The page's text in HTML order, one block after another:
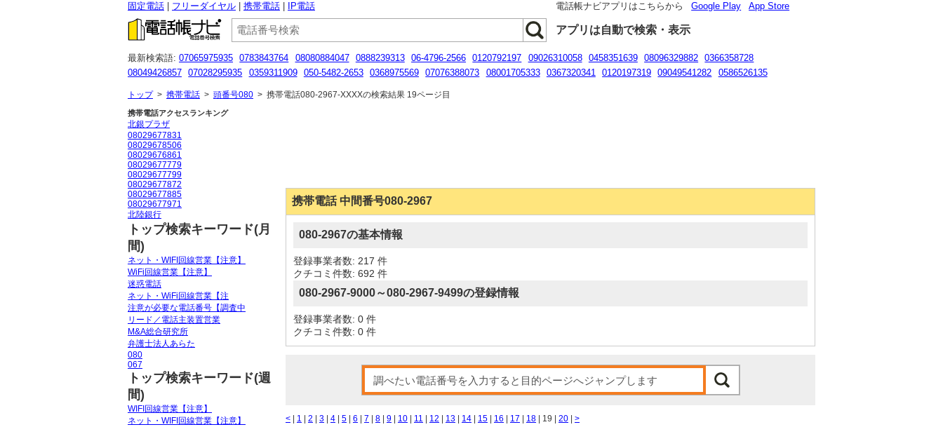
固定電話 フリーダイヤル 携帯電話 IP電話 電話帳ナビアプリはこちらから Google Play App Store
アプリは自動で検索・表示
最新検索語: 07065975935 0783843764 08080884047 0888239313 06-4796-2566 0120792197 09026310058 0458351639 08096329882
0366358728
08049426857
07028295935 0359311909 050-5482-2653 0368975569 07076388073 08001705333 0367320341 0120197319 09049541282
0586526135
トップ> 携帯電話 > 頭番号080 > 携帯電話080-2967-XXXXの検索結果 19ページ目
携帯電話 中間番号080-2967
080-2967の基本情報
登録事業者数: 217 件
クチコミ件数: 692 件
080-2967-9000～080-2967-9499の登録情報
登録事業者数: 0 件
クチコミ件数: 0 件
< 1 2 3 4 5 6 7 8 9 10 11 12 13 14 15 16 17 18 | 19 | 20 >
携帯電話アクセスランキング
北銀プラザ
08029677831
08029678506
08029676861
08029677779
08029677799
08029677872
08029677885
08029677971
北陸銀行
トップ検索キーワード(月
間)
ネット・WIFI回線営業【注意】
WiFi回線営業【注意】
迷惑電話
ネット・WiFi回線営業【注
注意が必要な電話番号【調査中
リード／電話主装置営業
M&A総合研究所
弁護士法人あらた
080
067
トップ検索キーワード(週
間)
WIFI回線営業【注意】
ネット・WIFI回線営業【注意】